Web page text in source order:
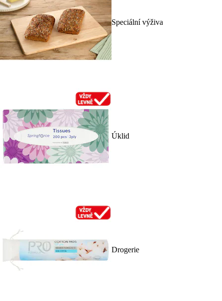
Speciální výživa
Úklid
Drogerie